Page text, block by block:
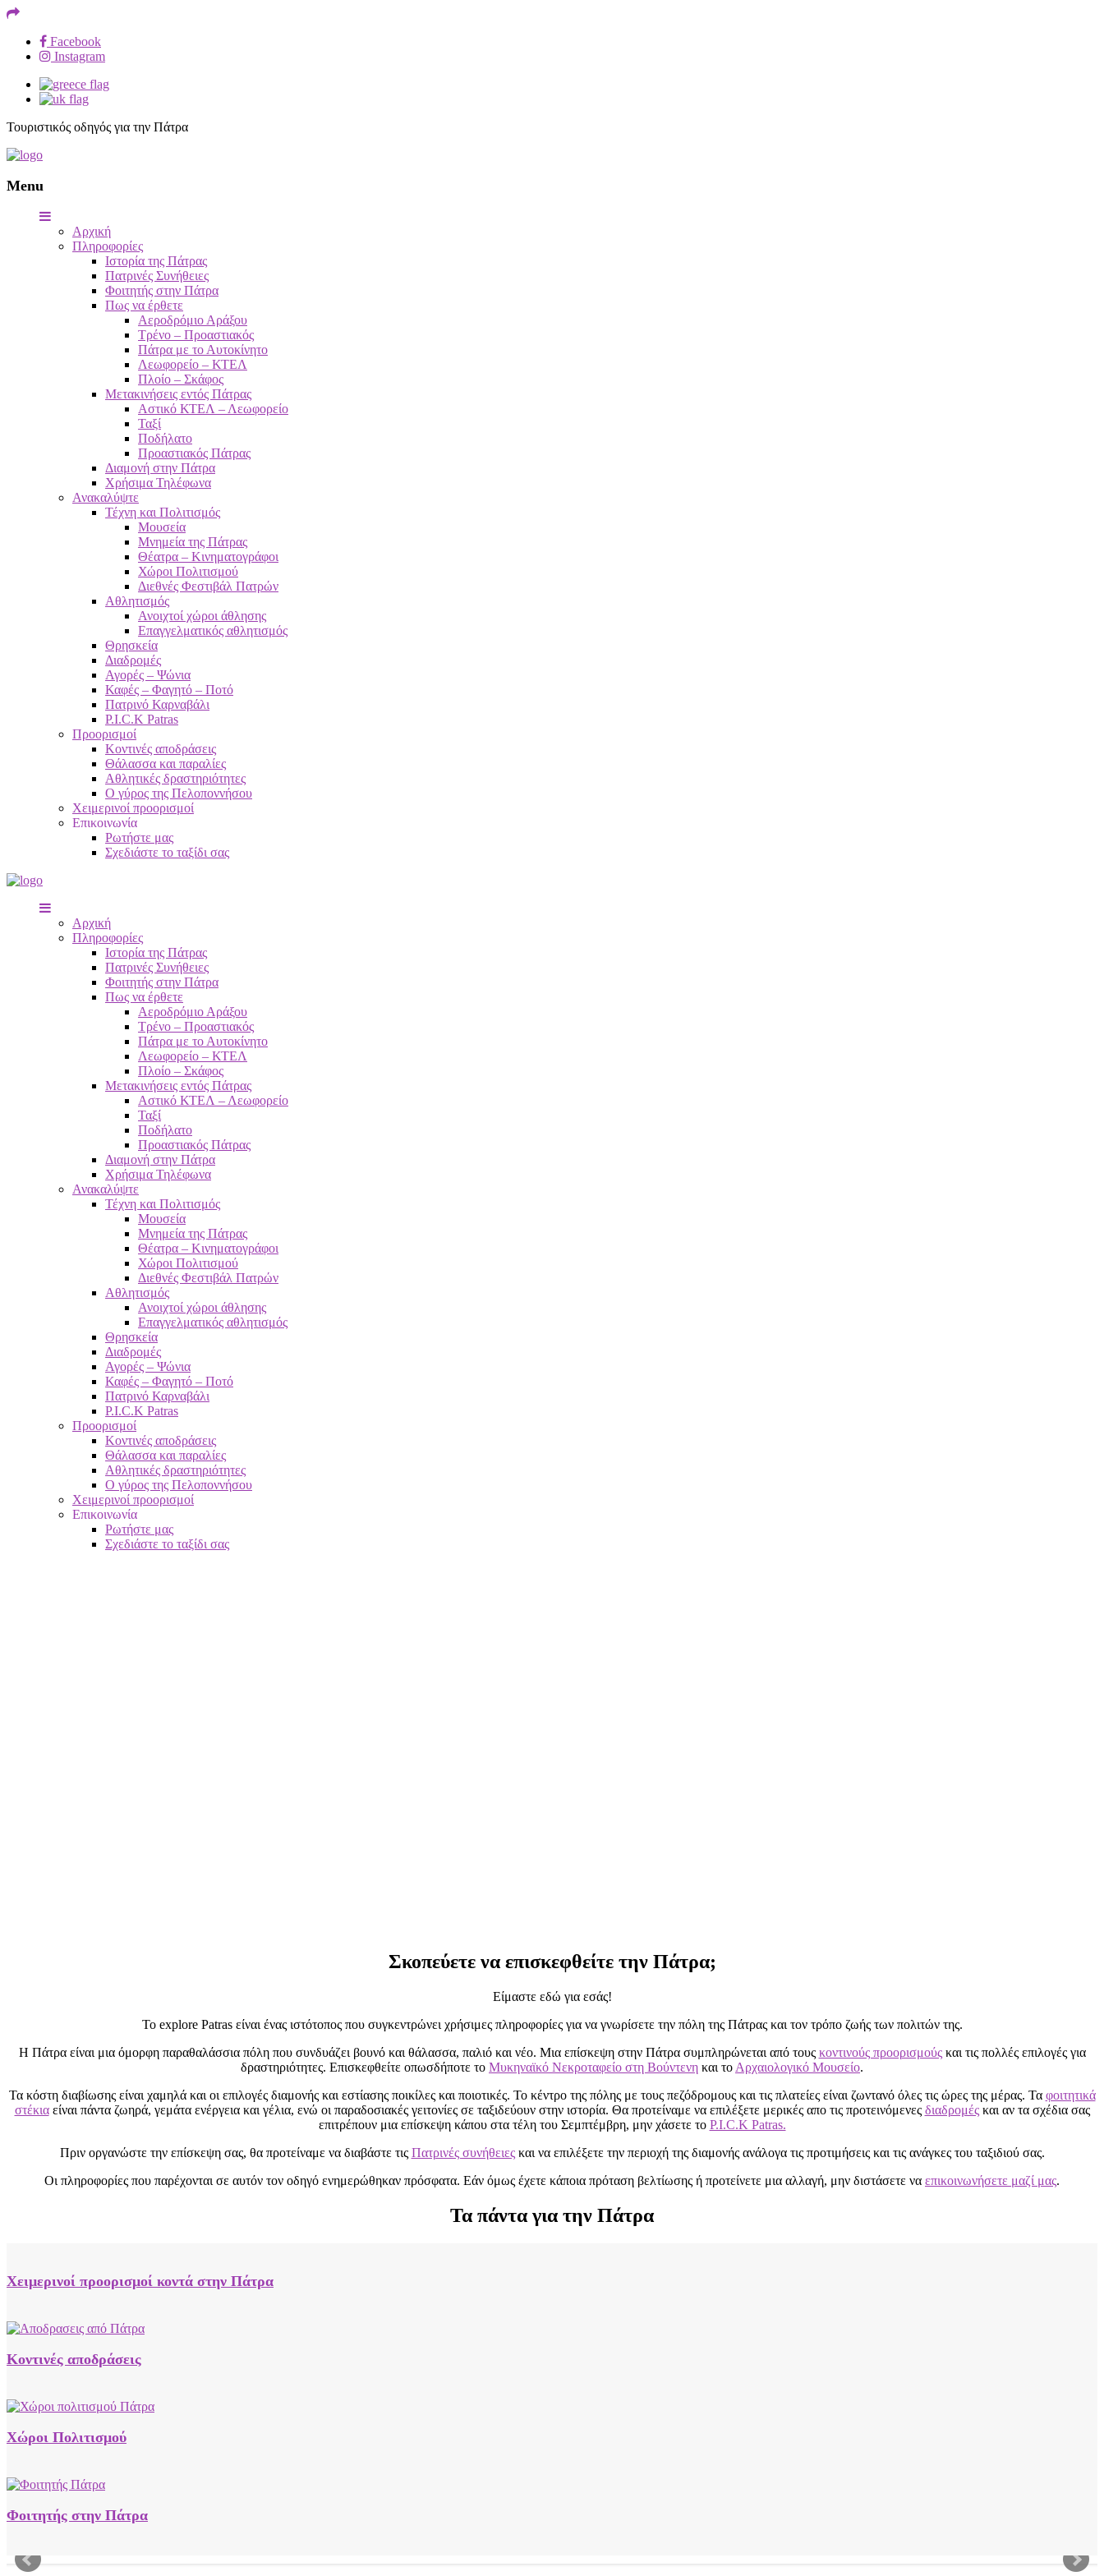
Facebook
Instagram
Τουριστικός οδηγός για την Πάτρα
Menu
Αρχική
Πληροφορίες
Ιστορία της Πάτρας
Πατρινές Συνήθειες
Φοιτητής στην Πάτρα
Πως να έρθετε
Αεροδρόμιο Αράξου
Τρένο – Προαστιακός
Πάτρα με το Αυτοκίνητο
Λεωφορείο – ΚΤΕΛ
Πλοίο – Σκάφος
Μετακινήσεις εντός Πάτρας
Αστικό ΚΤΕΛ – Λεωφορείο
Ταξί
Ποδήλατο
Προαστιακός Πάτρας
Διαμονή στην Πάτρα
Χρήσιμα Τηλέφωνα
Ανακαλύψτε
Τέχνη και Πολιτισμός
Μουσεία
Μνημεία της Πάτρας
Θέατρα – Κινηματογράφοι
Χώροι Πολιτισμού
Διεθνές Φεστιβάλ Πατρών
Αθλητισμός
Ανοιχτοί χώροι άθλησης
Επαγγελματικός αθλητισμός
Θρησκεία
Διαδρομές
Αγορές – Ψώνια
Καφές – Φαγητό – Ποτό
Πατρινό Καρναβάλι
P.I.C.K Patras
Προορισμοί
Κοντινές αποδράσεις
Θάλασσα και παραλίες
Αθλητικές δραστηριότητες
Ο γύρος της Πελοποννήσου
Χειμερινοί προορισμοί
Επικοινωνία
Ρωτήστε μας
Σχεδιάστε το ταξίδι σας
Αρχική
Πληροφορίες
Ιστορία της Πάτρας
Πατρινές Συνήθειες
Φοιτητής στην Πάτρα
Πως να έρθετε
Αεροδρόμιο Αράξου
Τρένο – Προαστιακός
Πάτρα με το Αυτοκίνητο
Λεωφορείο – ΚΤΕΛ
Πλοίο – Σκάφος
Μετακινήσεις εντός Πάτρας
Αστικό ΚΤΕΛ – Λεωφορείο
Ταξί
Ποδήλατο
Προαστιακός Πάτρας
Διαμονή στην Πάτρα
Χρήσιμα Τηλέφωνα
Ανακαλύψτε
Τέχνη και Πολιτισμός
Μουσεία
Μνημεία της Πάτρας
Θέατρα – Κινηματογράφοι
Χώροι Πολιτισμού
Διεθνές Φεστιβάλ Πατρών
Αθλητισμός
Ανοιχτοί χώροι άθλησης
Επαγγελματικός αθλητισμός
Θρησκεία
Διαδρομές
Αγορές – Ψώνια
Καφές – Φαγητό – Ποτό
Πατρινό Καρναβάλι
P.I.C.K Patras
Προορισμοί
Κοντινές αποδράσεις
Θάλασσα και παραλίες
Αθλητικές δραστηριότητες
Ο γύρος της Πελοποννήσου
Χειμερινοί προορισμοί
Επικοινωνία
Ρωτήστε μας
Σχεδιάστε το ταξίδι σας
Σκοπεύετε να επισκεφθείτε την Πάτρα;
Είμαστε εδώ για εσάς!
Το explore Patras είναι ένας ιστότοπος που συγκεντρώνει χρήσιμες πληροφορίες για να γνωρίσετε την πόλη της Πάτρας και τον τρόπο ζωής των πολιτών της.
Η Πάτρα είναι μια όμορφη παραθαλάσσια πόλη που συνδυάζει βουνό και θάλασσα, παλιό και νέο. Μια επίσκεψη στην Πάτρα συμπληρώνεται από τους κοντινούς προορισμούςκαι τις πολλές επιλογές για
δραστηριότητες. Επισκεφθείτε οπωσδήποτε το Μυκηναϊκό Νεκροταφείο στη Βούντενη και το Αρχαιολογικό Μουσείο.
Τα κόστη διαβίωσης είναι χαμηλά και οι επιλογές διαμονής και εστίασης ποικίλες και ποιοτικές. Το κέντρο της πόλης με τους πεζόδρομους και τις πλατείες είναι ζωντανό όλες τις ώρες της μέρας. Τα φοιτητικά
στέκιαείναι πάντα ζωηρά, γεμάτα ενέργεια και γέλια, ενώ οι παραδοσιακές γειτονίες σε ταξιδεύουν στην ιστορία. Θα προτείναμε να επιλέξετε μερικές απο τις προτεινόμενες διαδρομέςκαι αν τα σχέδια σας
επιτρέπουν μια επίσκεψη κάπου στα τέλη του Σεμπτέμβρη, μην χάσετε το P.I.C.K Patras.
Πριν οργανώστε την επίσκεψη σας, θα προτείναμε να διαβάστε τις Πατρινές συνήθειεςκαι να επιλέξετε την περιοχή της διαμονής ανάλογα τις προτιμήσεις και τις ανάγκες του ταξιδιού σας.
Οι πληροφορίες που παρέχονται σε αυτόν τον οδηγό ενημερώθηκαν πρόσφατα. Εάν όμως έχετε κάποια πρόταση βελτίωσης ή προτείνετε μια αλλαγή, μην διστάσετε να επικοινωνήσετε μαζί μας.
Τα πάντα για την Πάτρα
Χειμερινοί προορισμοί κοντά στην Πάτρα
Κοντινές αποδράσεις
Χώροι Πολιτισμού
Φοιτητής στην Πάτρα